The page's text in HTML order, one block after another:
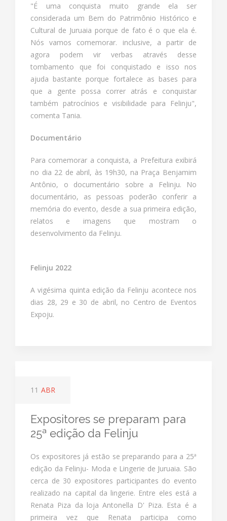
"É uma conquista muito grande ela ser
considerada um Bem do Patrimônio Histórico e
Cultural de Juruaia porque de fato é o que ela é.
Nós vamos comemorar. inclusive, a partir de
agora podem vir verbas através desse
tombamento que foi conquistado e isso nos
ajuda bastante porque fortalece as bases para
que a gente possa correr atrás e conquistar
também patrocínios e visibilidade para Felinju",
comenta Tania.
Documentário
Para comemorar a conquista, a Prefeitura exibirá
no dia 22 de abril, às 19h30, na Praça Benjamim
Antônio, o documentário sobre a Felinju. No
documentário, as pessoas poderão conferir a
memória do evento, desde a sua primeira edição,
relatos e imagens que mostram o
desenvolvimento da Felinju.
Felinju 2022
A vigésima quinta edição da Felinju acontece nos
dias 28, 29 e 30 de abril, no Centro de Eventos
Expoju.
11 ABR
Expositores se preparam para
25ª edição da Felinju
Os expositores já estão se preparando para a 25ª
edição da Felinju- Moda e Lingerie de Juruaia. São
cerca de 30 expositores participantes do evento
realizado na capital da lingerie. Entre eles está a
Renata Piza da loja Antonella D' Piza. Esta é a
primeira vez que Renata participa como